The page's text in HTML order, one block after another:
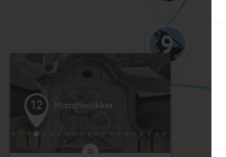
9
12 Mammelokker